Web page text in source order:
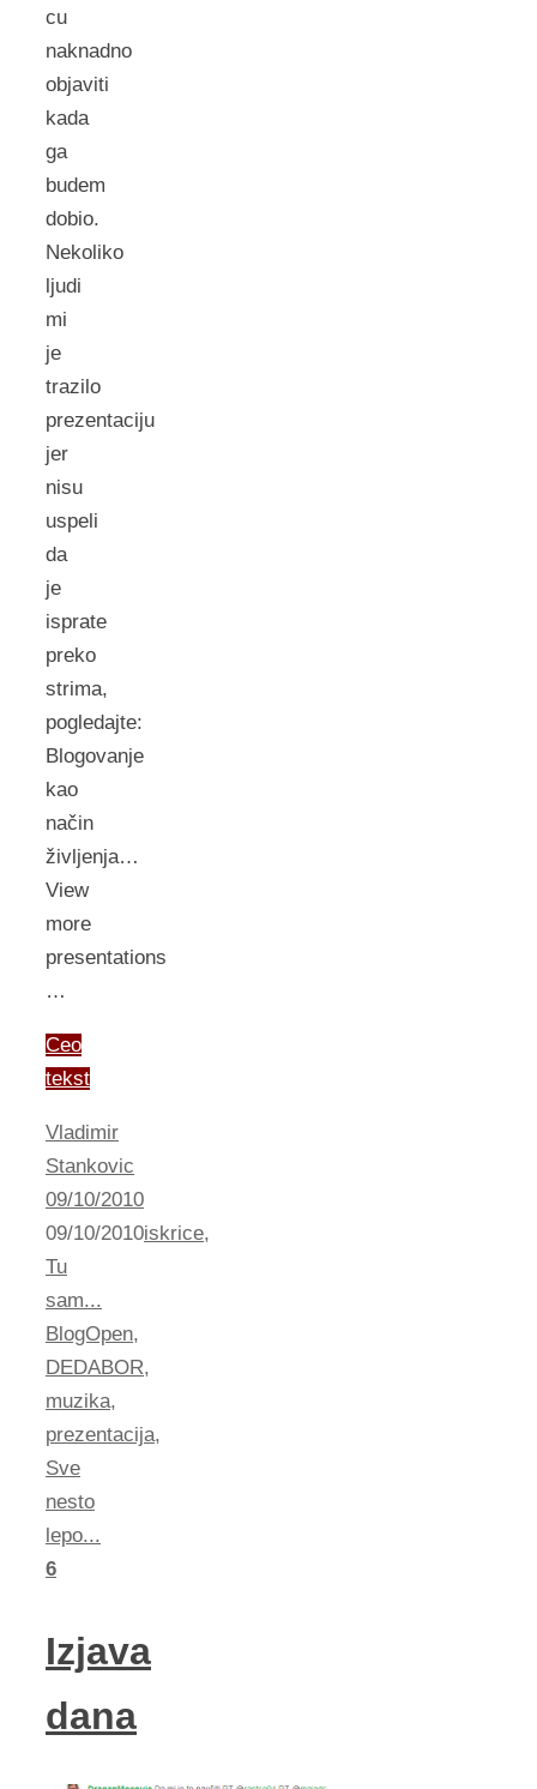
cu
naknadno
objaviti
kada
ga
budem
dobio.
Nekoliko
ljudi
mi
je
trazilo
prezentaciju
jer
nisu
uspeli
da
je
isprate
preko
strima,
pogledajte:
Blogovanje
kao
način
življenja…
View
more
presentations
…
Ceo
tekst
Vladimir
Stankovic
09/10/2010
09/10/2010iskrice,
Tu
sam...
BlogOpen,
DEDABOR,
muzika,
prezentacija,
Sve
nesto
lepo...
6
Izjava
dana